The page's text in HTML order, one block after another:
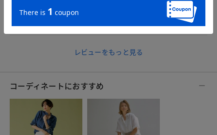
レビューをもっと見る
コーディネートにおすすめ